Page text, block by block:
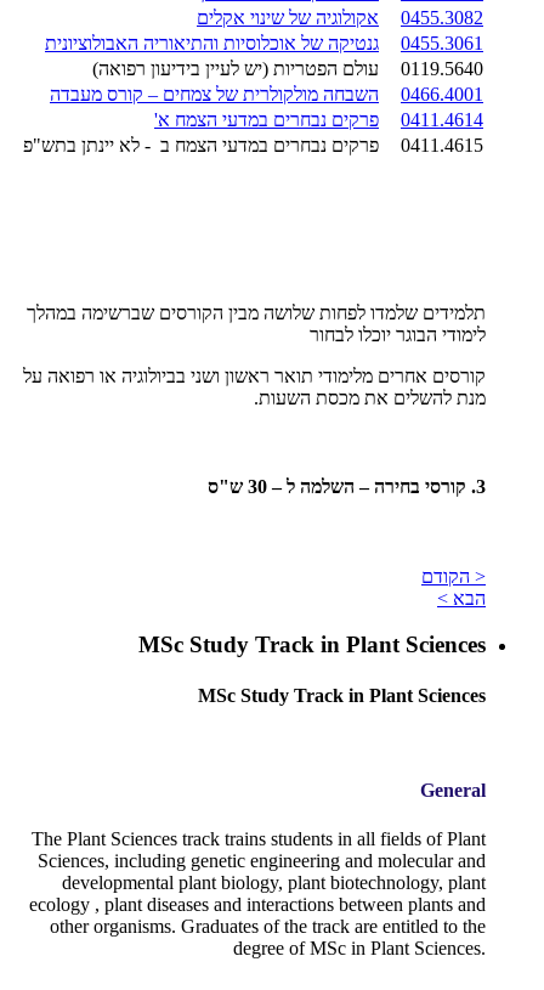
0455.3082
אקולוגיה של שינוי אקלים
0455.3061
גנטיקה של אוכלוסיות והתיאוריה האבולוציונית
0119.5640
עולם הפטריות (יש לעיין בידיעון רפואה)
0466.4001
השבחה מולקולרית של צמחים – קורס מעבדה
0411.4614
פרקים נבחרים במדעי הצמח א'
0411.4615
פרקים נבחרים במדעי הצמח ב - לא יינתן בתש"פ
תלמידים שלמדו לפחות שלושה מבין הקורסים שברשימה במהלך
לימודי הבוגר יוכלו לבחור
קורסים אחרים מלימודי תואר ראשון ושני בביולוגיה או רפואה על
מנת להשלים את מכסת השעות.
3. קורסי בחירה – השלמה ל – 30 ש"ס
< הקודם
הבא >
MSc Study Track in Plant Sciences
MSc Study Track in Plant Sciences
General
The Plant Sciences track trains students in all fields of Plant
Sciences, including genetic engineering and molecular and
developmental plant biology, plant biotechnology, plant
ecology , plant diseases and interactions between plants and
other organisms. Graduates of the track are entitled to the
degree of MSc in Plant Sciences.